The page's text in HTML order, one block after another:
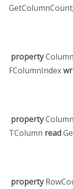
GetColumnCount;
property
FColumnIndex
property
TColumn read
property